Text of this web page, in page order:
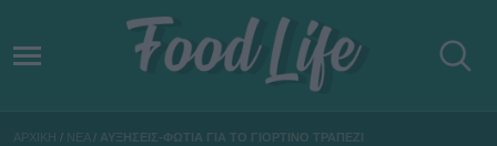
ΑΡΧΙΚΗ / ΝΕΑ / ΑΥΞΗΣΕΙΣ-ΦΩΤΙΑ ΓΙΑ ΤΟ ΓΙΟΡΤΙΝΟ ΤΡΑΠΕΖΙ